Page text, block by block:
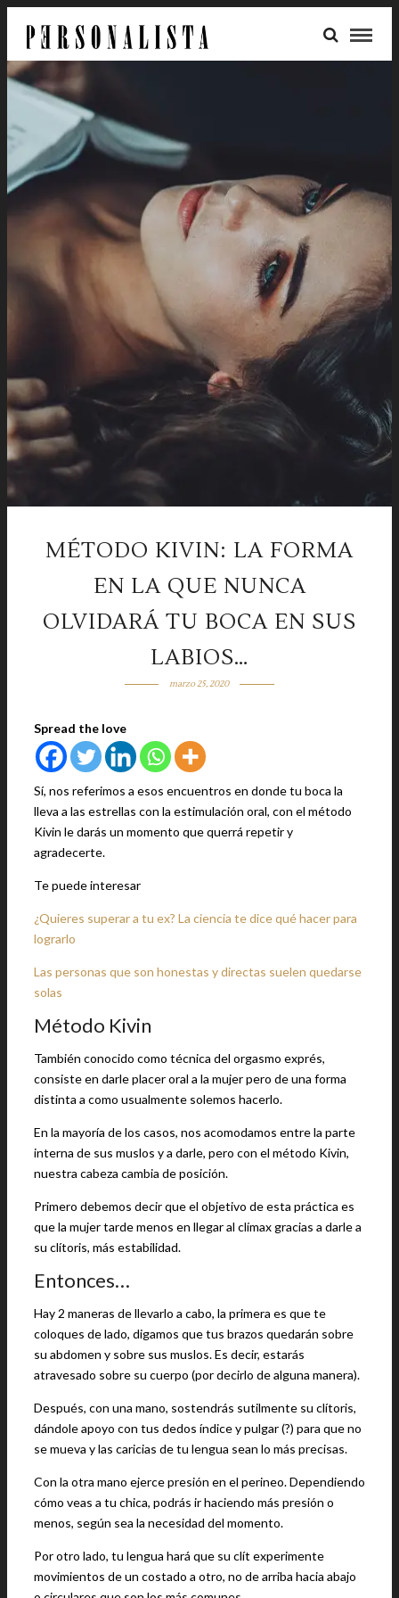
MÉTODO KIVIN: LA FORMA
EN LA QUE NUNCA
OLVIDARÁ TU BOCA EN SUS
LABIOS…
marzo 25, 2020
Spread the love
Sí, nos referimos a esos encuentros en donde tu boca la
lleva a las estrellas con la estimulación oral, con el método
Kivin le darás un momento que querrá repetir y
agradecerte.
Te puede interesar
¿Quieres superar a tu ex? La ciencia te dice qué hacer para
lograrlo
Las personas que son honestas y directas suelen quedarse
solas
Método Kivin
También conocido como técnica del orgasmo exprés,
consiste en darle placer oral a la mujer pero de una forma
distinta a como usualmente solemos hacerlo.
En la mayoría de los casos, nos acomodamos entre la parte
interna de sus muslos y a darle, pero con el método Kivin,
nuestra cabeza cambia de posición.
Primero debemos decir que el objetivo de esta práctica es
que la mujer tarde menos en llegar al clímax gracias a darle a
su clítoris, más estabilidad.
Entonces…
Hay 2 maneras de llevarlo a cabo, la primera es que te
coloques de lado, digamos que tus brazos quedarán sobre
su abdomen y sobre sus muslos. Es decir, estarás
atravesado sobre su cuerpo (por decirlo de alguna manera).
Después, con una mano, sostendrás sutilmente su clítoris,
dándole apoyo con tus dedos índice y pulgar (?) para que no
se mueva y las caricias de tu lengua sean lo más precisas.
Con la otra mano ejerce presión en el perineo. Dependiendo
cómo veas a tu chica, podrás ir haciendo más presión o
menos, según sea la necesidad del momento.
Por otro lado, tu lengua hará que su clít experimente
movimientos de un costado a otro, no de arriba hacia abajo